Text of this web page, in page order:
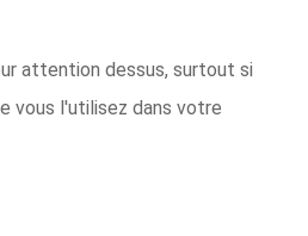
attention dessus, surtout si
vous l'utilisez dans votre